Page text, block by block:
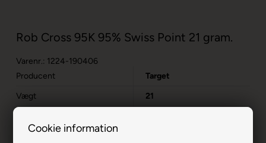
Cookie information
Rob Cross 95K 95% Swiss Point 21 gram.
Varenr.: 1224-190406
Producent
Target
Vægt
21